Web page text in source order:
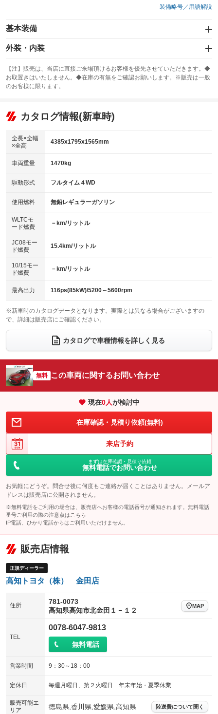
装備略号／用語解説
基本装備
エアバッグ：運転席/助手席/サイド
：装備あり
：装備なし
サンルーフ
：装備なし ABS
リフトアップ
：装備なし
：装備なし
パワーウィンドウ
アイドリングストップ
：装備なし
USB入力端子
：装備なし
100V電源
：装備なし
センターデフロック
：装備なし
電動格納ミラー
：装備なし
外装・内装
カーナビ
：装備なし
TV
：装備なし
ビジュアル
：装備なし
：装備あり
革シート
キーレス
HID(キセノンライト)
：装備なし
バックカメラ
：装備なし
エアロ
：装備なし
：装備なし
パワーシート
ベンチシート
：装備なし
チップアップシート
：装備なし ：装備なし
：装備なし ：装備なし
ウォークスルー
：装備なし
電動リアゲート フロントカメラ
：装備なし
：装備なし ：装備なし
サイドカメラ
：装備なし ルーフレール
：装備なし
：装備なし
：装備なし
【注】販売は、当店に直接ご来場頂けるお客様を優先させていただきます。◆
お取置きはいたしません。◆在庫の有無をご確認お願いします。※販売は一般
のお客様に限ります。
カタログ情報(新車時)
全長×全幅
×全高
4385x1795x1565mm
車両重量 1470kg
駆動形式 フルタイム４WD
使用燃料 無鉛レギュラーガソリン
WLTCモ
ード燃費
－km/リットル
JC08モー
ド燃費
15.4km/リットル
10/15モー
ド燃費
－km/リットル
最高出力 116ps(85kW)/5200～5600rpm
※新車時のカタログデータとなります。実際とは異なる場合がございますの
で、詳細は販売店にご確認ください。
カタログで車種情報を詳しく見る
無料 この車両に関するお問い合わせ
現在0人が検討中
在庫確認・見積り依頼(無料)
来店予約
まずは在庫確認・見積り依頼
無料電話でお問い合わせ
お気軽にどうぞ。問合せ後に何度もご連絡が届くことはありません。メールア
ドレスは販売店に公開されません。
※無料電話をご利用の場合は、販売店へお客様の電話番号が通知されます。無料電話
番号ご利用の際の注意点は こちら
IP電話、ひかり電話からはご利用いただけません。
販売店情報
正規ディーラー
高知トヨタ（株） 金田店
住所
781-0073
高知県高知市北金田１－１２
MAP
TEL
0078-6047-9813
無料電話
営業時間 9：30～18：00
定休日 毎週月曜日、第２火曜日 年末年始・夏季休業
販売可能エ
リア
徳島県,香川県,愛媛県,高知県 陸送費について聞く